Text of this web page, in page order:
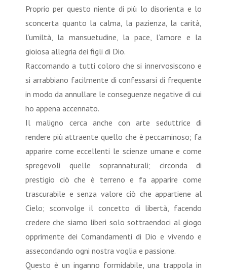
Proprio per questo niente di più lo disorienta e lo
sconcerta quanto la calma, la pazienza, la carità,
l’umiltà, la mansuetudine, la pace, l’amore e la
gioiosa allegria dei figli di Dio.
Raccomando a tutti coloro che si innervosiscono e
si arrabbiano facilmente di confessarsi di frequente
in modo da annullare le conseguenze negative di cui
ho appena accennato.
Il maligno cerca anche con arte seduttrice di
rendere più attraente quello che è peccaminoso; fa
apparire come eccellenti le scienze umane e come
spregevoli quelle soprannaturali; circonda di
prestigio ciò che è terreno e fa apparire come
trascurabile e senza valore ciò che appartiene al
Cielo; sconvolge il concetto di libertà, facendo
credere che siamo liberi solo sottraendoci al giogo
opprimente dei Comandamenti di Dio e vivendo e
assecondando ogni nostra voglia e passione.
Questo è un inganno formidabile, una trappola in